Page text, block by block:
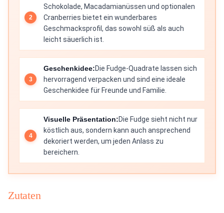
Schokolade, Macadamianüssen und optionalen
Cranberries bietet ein wunderbares
Geschmacksprofil, das sowohl süß als auch
leicht säuerlich ist.
Geschenkidee:Die Fudge-Quadrate lassen sich
hervorragend verpacken und sind eine ideale
Geschenkidee für Freunde und Familie.
Visuelle Präsentation:Die Fudge sieht nicht nur
köstlich aus, sondern kann auch ansprechend
dekoriert werden, um jeden Anlass zu
bereichern.
Zutaten